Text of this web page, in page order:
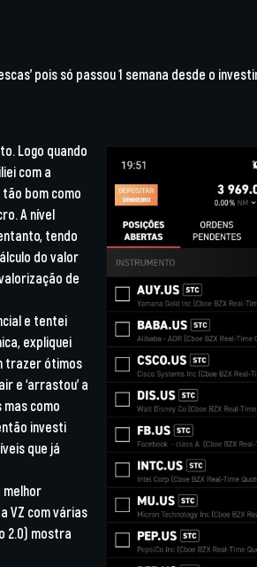
pois só passou 1 semana desde o
Logo quando
com a
bom como
A nível
tendo
do valor
de
e tentei
expliquei
trazer ótimos
e ‘arrastou’ a
como
investi
que já
melhor
VZ com várias
2.0) mostra